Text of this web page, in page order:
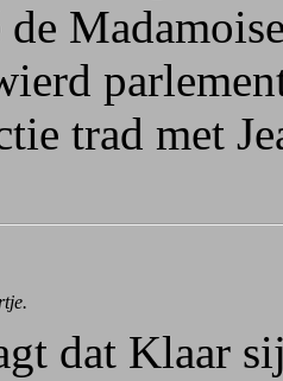
de
trad met
dat Klaar